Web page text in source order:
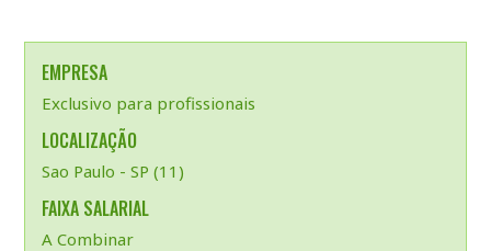
EMPRESA
Exclusivo para profissionais
LOCALIZAÇÃO
Sao Paulo - SP (11)
FAIXA SALARIAL
A Combinar